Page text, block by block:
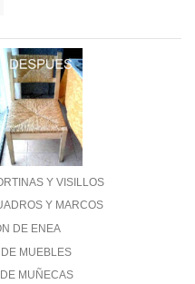
Y VISILLOS
Y MARCOS
DE ENEA
MUEBLES
MUÑECAS